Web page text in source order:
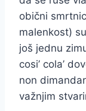
obični
malenkost)
još jednu
cosi’ cola’
non
važnjim